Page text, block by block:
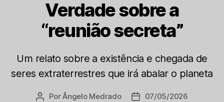
Verdade sobre a
“reunião secreta”
Um relato sobre a existência e chegada de
seres extraterrestres que irá abalar o planeta
Autor
PorÂngelo Medrado
Data07/05/2026